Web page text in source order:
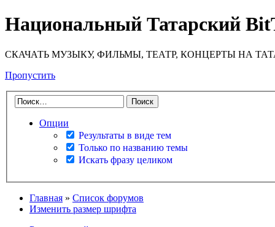
Национальный Татарский
СКАЧАТЬ МУЗЫКУ, ФИЛЬМЫ, ТЕАТР, КОНЦЕРТЫ НА
Пропустить
Опции
Результаты в виде тем
Только по названию темы
Искать фразу целиком
Главная » Список форумов
Изменить размер шрифта